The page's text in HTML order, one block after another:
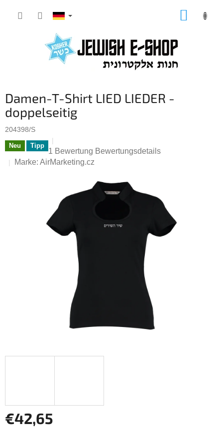
Inhalt
Damen-T-Shirt LIED LIEDER -
doppelseitig
204398/S
Neu Tipp
Die
durchschnittliche
von
5
Sternen.
1 Bewertung Bewertungsdetails
Marke: AirMarketing.cz
€42,65